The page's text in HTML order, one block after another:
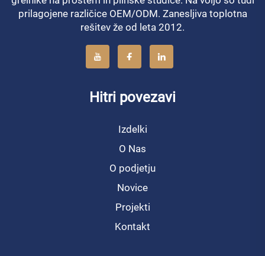
prilagojene različice OEM/ODM. Zanesljiva toplotna
rešitev že od leta 2012.
Hitri povezavi
Izdelki
O Nas
O podjetju
Novice
Projekti
Kontakt